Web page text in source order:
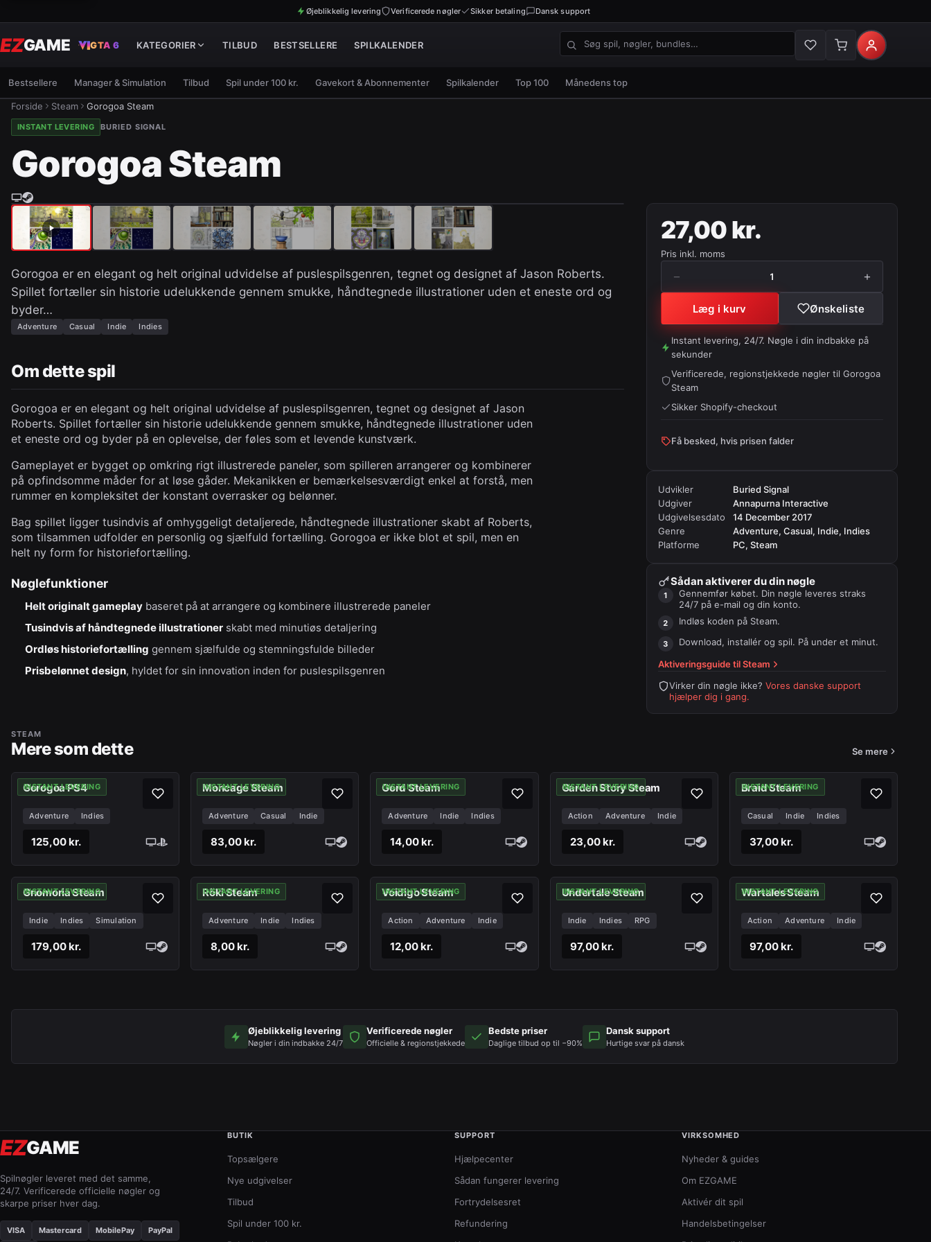
Øjeblikkelig levering Verificerede nøgler Sikker betaling Dansk support
EZGAME GTA 6 KATEGORIER TILBUD BESTSELLERE SPILKALENDER
Søg spil, nøgler og bundles
Bestsellere Manager & Simulation Tilbud Spil under 100 kr. Gavekort & Abonnementer Spilkalender Top 100 Månedens top
Forside Steam Gorogoa Steam
INSTANT LEVERING BURIED SIGNAL
Gorogoa Steam
Gorogoa er en elegant og helt original udvidelse af puslespilsgenren, tegnet og designet af Jason Roberts.
Spillet fortæller sin historie udelukkende gennem smukke, håndtegnede illustrationer uden et eneste ord og
byder…
Adventure Casual Indie Indies
27,00 kr.
Pris inkl. moms
− 1 +
Læg i kurv Ønskeliste
Instant levering, 24/7. Nøgle i din indbakke på
sekunder
Verificerede, regionstjekkede nøgler tilGorogoa
Steam
Sikker Shopify-checkout
Få besked, hvis prisen falder
Udvikler
Buried Signal
Udgiver
Annapurna Interactive
Udgivelsesdato
14 December 2017
Genre
Adventure, Casual, Indie, Indies
Platforme
PC, Steam
Sådan aktiverer du din nøgle
Gennemfør købet. Din nøgle leveres straks
24/7 på e-mail og din konto.
Indløs koden på Steam.
Download, installér og spil. På under et minut.
Aktiveringsguide tilSteam
Virker din nøgle ikke? Vores danske support
hjælper dig i gang.
Om dette spil
Gorogoa er en elegant og helt original udvidelse af puslespilsgenren, tegnet og designet af Jason
Roberts. Spillet fortæller sin historie udelukkende gennem smukke, håndtegnede illustrationer uden
et eneste ord og byder på en oplevelse, der føles som et levende kunstværk.
Gameplayet er bygget op omkring rigt illustrerede paneler, som spilleren arrangerer og kombinerer
på opfindsomme måder for at løse gåder. Mekanikken er bemærkelsesværdigt enkel at forstå, men
rummer en kompleksitet der konstant overrasker og belønner.
Bag spillet ligger tusindvis af omhyggeligt detaljerede, håndtegnede illustrationer skabt af Roberts,
som tilsammen udfolder en personlig og sjælfuld fortælling. Gorogoa er ikke blot et spil, men en
helt ny form for historiefortælling.
Nøglefunktioner
Helt originalt gameplay baseret på at arrangere og kombinere illustrerede paneler
Tusindvis af håndtegnede illustrationer skabt med minutiøs detaljering
Ordløs historiefortælling gennem sjælfulde og stemningsfulde billeder
Prisbelønnet design, hyldet for sin innovation inden for puslespilsgenren
STEAM
Mere som dette Se mere
INSTANT LEVERING
Gorogoa PS4
Adventure Indies
125,00 kr.
INSTANT LEVERING
Moncage Steam
Adventure Casual Indie
83,00 kr.
INSTANT LEVERING
Gord Steam
Adventure Indie Indies
14,00 kr.
INSTANT LEVERING
Garden Story Steam
Action Adventure Indie
23,00 kr.
INSTANT LEVERING
Braid Steam
Casual Indie Indies
37,00 kr.
INSTANT LEVERING
Gnomoria Steam
Indie Indies Simulation
179,00 kr.
INSTANT LEVERING
Röki Steam
Adventure Indie Indies
8,00 kr.
INSTANT LEVERING
Voidigo Steam
Action Adventure Indie
12,00 kr.
INSTANT LEVERING
Undertale Steam
Indie Indies RPG
97,00 kr.
INSTANT LEVERING
Wartales Steam
Action Adventure Indie
97,00 kr.
Øjeblikkelig levering
Nøgler i din indbakke 24/7
Verificerede nøgler
Officielle & regionstjekkede
Bedste priser
Daglige tilbud op til −90%
Dansk support
Hurtige svar på dansk
EZGAME
Spilnøgler leveret med det samme,
24/7. Verificerede officielle nøgler og
skarpe priser hver dag.
VISA Mastercard MobilePay PayPal
BUTIK
Topsælgere
Nye udgivelser
Tilbud
Spil under 100 kr.
SUPPORT
Hjælpecenter
Sådan fungerer levering
Fortrydelsesret
Refundering
VIRKSOMHED
Nyheder & guides
Om EZGAME
Aktivér dit spil
Handelsbetingelser